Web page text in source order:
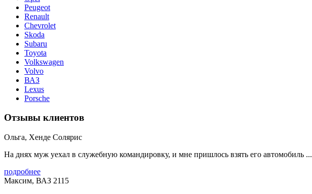
Peugeot
Renault
Chevrolet
Skoda
Subaru
Toyota
Volkswagen
Volvo
ВАЗ
Lexus
Porsche
Отзывы клиентов
Ольга, Хенде Солярис
На днях муж уехал в служебную командировку, и мне пришлось взять его автомобиль ...
подробнее
Максим, ВАЗ 2115